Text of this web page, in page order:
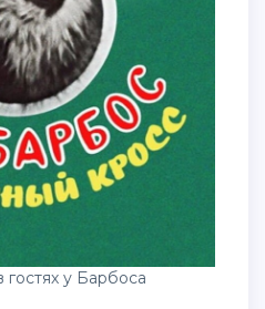
у Барбоса